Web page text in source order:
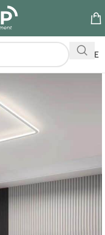
OFERTE